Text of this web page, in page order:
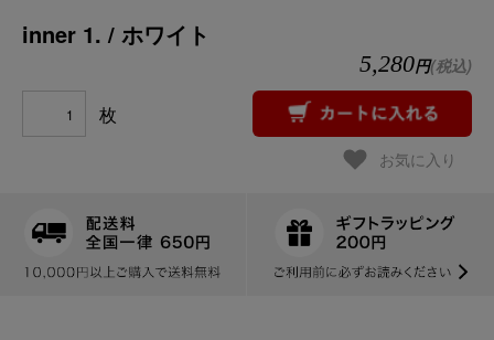
inner 1. / ホワイト
5,280円(税込)
枚
お気に入り